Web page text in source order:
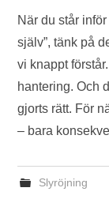
När du står
själv”, tänk på
vi knappt
hantering. Och
gjorts rätt. För
– bara
Slyröjning